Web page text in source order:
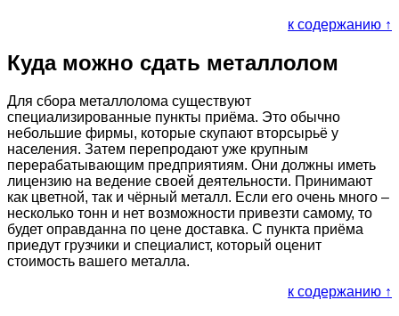
к содержанию ↑
Куда можно сдать металлолом
Для сбора металлолома существуют
специализированные пункты приёма. Это обычно
небольшие фирмы, которые скупают вторсырьё у
населения. Затем перепродают уже крупным
перерабатывающим предприятиям. Они должны иметь
лицензию на ведение своей деятельности. Принимают
как цветной, так и чёрный металл. Если его очень много –
несколько тонн и нет возможности привезти самому, то
будет оправданна по цене доставка. С пункта приёма
приедут грузчики и специалист, который оценит
стоимость вашего металла.
к содержанию ↑